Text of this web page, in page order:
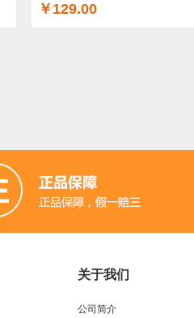
￥129.00
关于我们
公司简介